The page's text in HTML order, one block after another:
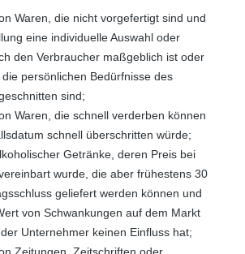
Waren, die nicht vorgefertigt sind und
eine individuelle Auswahl oder
den Verbraucher maßgeblich ist oder
persönlichen Bedürfnisse des
sind;
Waren, die schnell verderben können
schnell überschritten würde;
Getränke, deren Preis bei
wurde, die aber frühestens 30
geliefert werden können und
von Schwankungen auf dem Markt
Unternehmer keinen Einfluss hat;